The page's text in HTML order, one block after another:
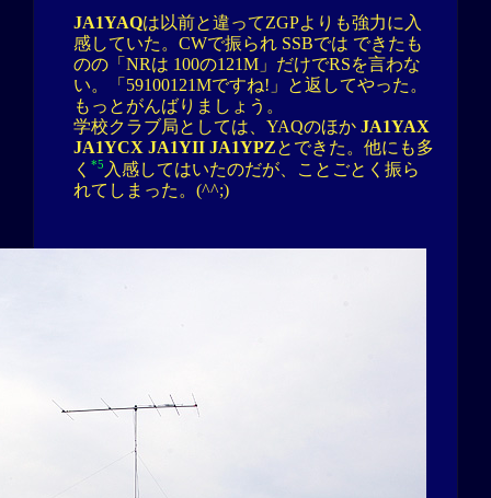
JA1YAQは以前と違ってZGPよりも強力に入
感していた。CWで振られ SSBでは できたも
のの「NRは 100の121M」だけでRSを言わな
い。「59100121Mですね!」と返してやった。
もっとがんばりましょう。
学校クラブ局としては、YAQのほか JA1YAX
JA1YCX JA1YII JA1YPZとできた。他にも多
く *5 入感してはいたのだが、ことごとく振ら
れてしまった。(^^;)